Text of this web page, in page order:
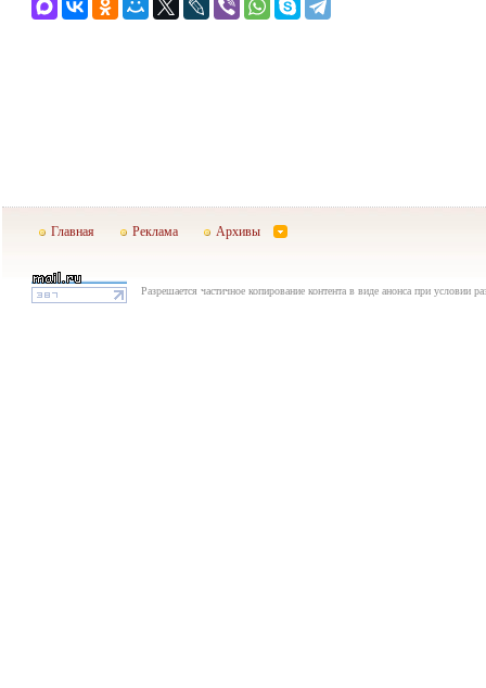
Главная Реклама Архивы
Разрешается частичное копирование контента в виде анонса при условии